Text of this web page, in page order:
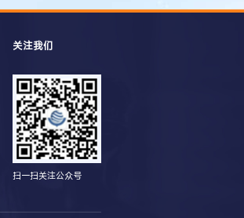
关注我们
扫一扫关注公众号